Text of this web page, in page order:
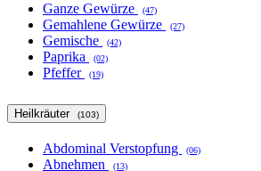
Ganze Gewürze (47)
Gemahlene Gewürze (27)
Gemische (42)
Paprika (02)
Pfeffer (19)
Heilkräuter (103)
Abdominal Verstopfung (06)
Abnehmen (13)